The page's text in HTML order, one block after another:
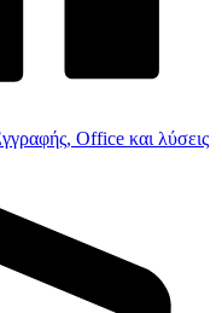
Office και λύσεις